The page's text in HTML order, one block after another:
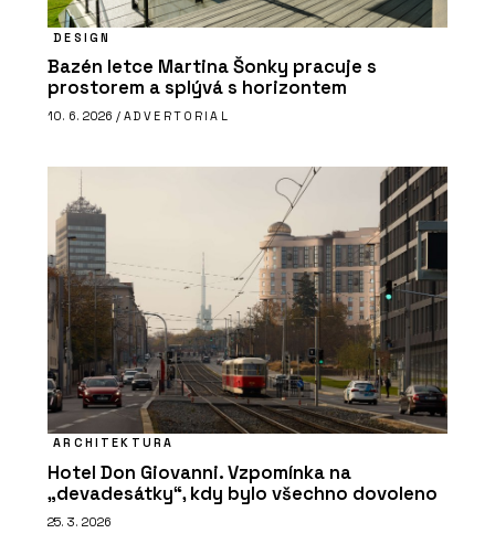
DESIGN
Bazén letce Martina Šonky pracuje s
prostorem a splývá s horizontem
10. 6. 2026 / ADVERTORIAL
ARCHITEKTURA
Hotel Don Giovanni. Vzpomínka na
„devadesátky“, kdy bylo všechno dovoleno
25. 3. 2026